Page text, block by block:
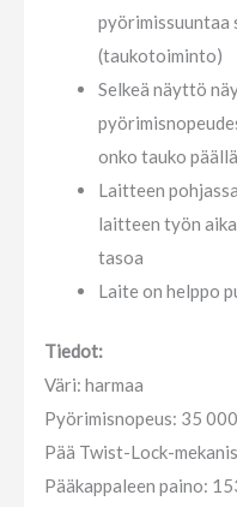
pyörimissuuntaa
(taukotoiminto)
Selkeä näyttö
onko tauko päällä
Laitteen
laitteen työn
tasoa
Laite on helppo
Tiedot:
Väri: harmaa
Pyörimisnopeus: 35
Pää Twist-Lock-
Pääkappaleen paino: